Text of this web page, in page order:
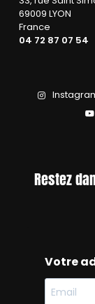
69009 LYON
France
04 72 87 07 54
Restez
Votre